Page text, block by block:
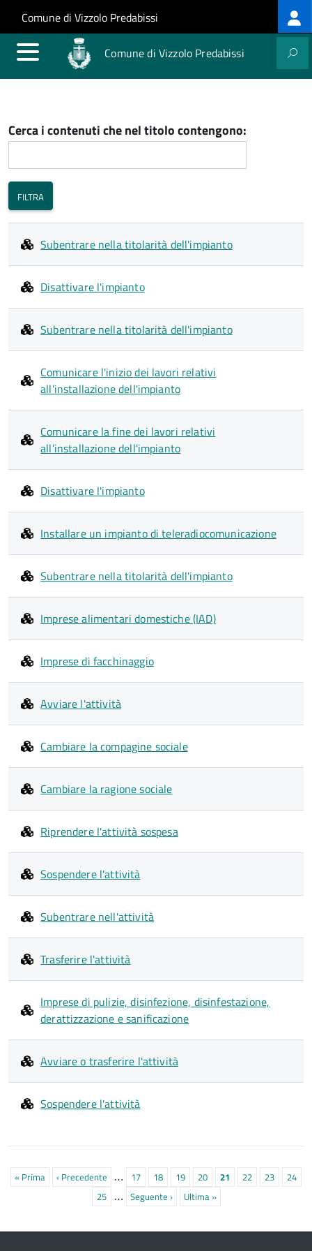
Salta al contenuto principale
Skip to site navigation
Comune di Vizzolo Predabissi
Comune di Vizzolo Predabissi
Cerca i contenuti che nel titolo contengono:
Subentrare nella titolarità dell'impianto
Disattivare l'impianto
Subentrare nella titolarità dell'impianto
Comunicare l'inizio dei lavori relativi
all’installazione dell'impianto
Comunicare la fine dei lavori relativi
all’installazione dell'impianto
Disattivare l'impianto
Installare un impianto di teleradiocomunicazione
Subentrare nella titolarità dell'impianto
Imprese alimentari domestiche (IAD)
Imprese di facchinaggio
Avviare l'attività
Cambiare la compagine sociale
Cambiare la ragione sociale
Riprendere l'attività sospesa
Sospendere l'attività
Subentrare nell'attività
Trasferire l'attività
Imprese di pulizie, disinfezione, disinfestazione,
derattizzazione e sanificazione
Avviare o trasferire l'attività
Sospendere l'attività
Paginazione
Prima
« Prima
Pagina
precedente
‹ Precedente … Pagina
17 Pagina
18 Pagina
19 Pagina
20
Pagina
21 Pagina
22 Pagina
23
24
Pagina
25 … Prossima
Seguente ›
Ultima
Ultima »